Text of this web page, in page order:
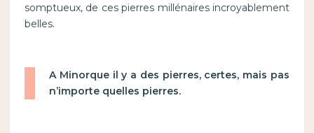
somptueux, de ces pierres millénaires incroyablement
belles.
A Minorque il y a des pierres, certes, mais pas
n’importe quelles pierres.